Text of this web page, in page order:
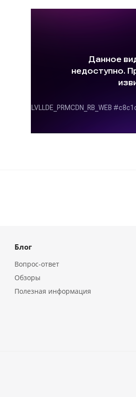
Блог
Вопрос-ответ
Обзоры
Полезная информация